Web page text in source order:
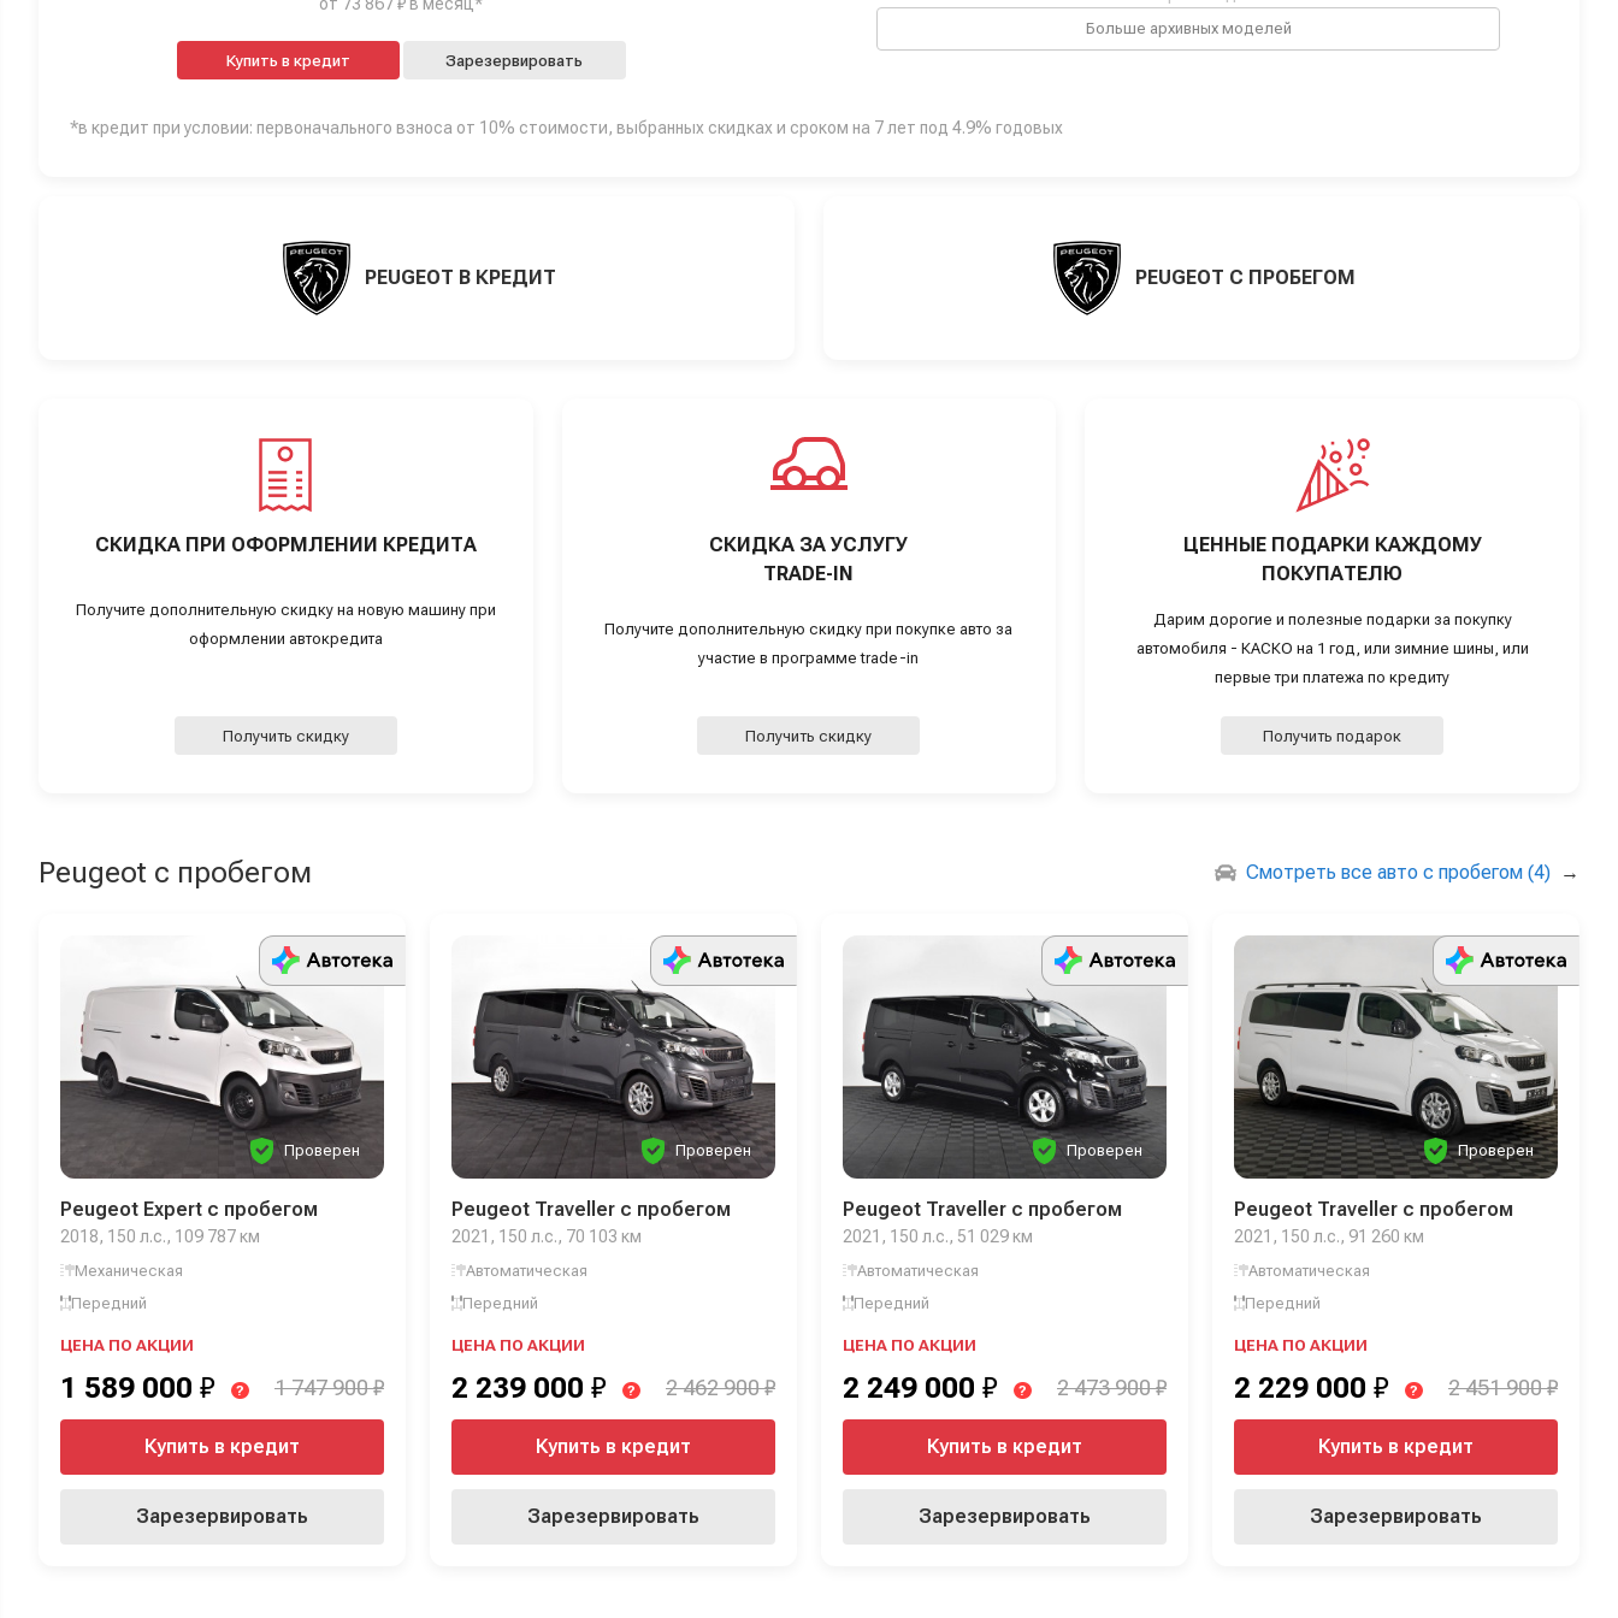
от 73 867 ₽ в месяц*
Купить в кредит Зарезервировать
Больше архивных моделей
*в кредит при условии: первоначального взноса от 10% стоимости, выбранных скидках и сроком на 7 лет под 4.9% годовых
PEUGEOT В КРЕДИТ PEUGEOT С ПРОБЕГОМ
СКИДКА ПРИ ОФОРМЛЕНИИ КРЕДИТА
Получите дополнительную скидку на новую машину при
оформлении автокредита
Получить скидку
СКИДКА ЗА УСЛУГУ
TRADE-IN
Получите дополнительную скидку при покупке авто за
участие в программе trade-in
Получить скидку
ЦЕННЫЕ ПОДАРКИ КАЖДОМУ
ПОКУПАТЕЛЮ
Дарим дорогие и полезные подарки за покупку
автомобиля - КАСКО на 1 год, или зимние шины, или
первые три платежа по кредиту
Получить подарок
Peugeot с пробегом Смотреть все авто с пробегом (4) →
Проверен
Peugeot Expert с пробегом
2018, 150 л.с., 109 787 км
Механическая
Передний
ЦЕНА ПО АКЦИИ
1 589 000 ₽ ? 1 747 900 ₽
Купить в кредит
Зарезервировать
Проверен
Peugeot Traveller с пробегом
2021, 150 л.с., 70 103 км
Автоматическая
Передний
ЦЕНА ПО АКЦИИ
2 239 000 ₽ ? 2 462 900 ₽
Купить в кредит
Зарезервировать
Проверен
Peugeot Traveller с пробегом
2021, 150 л.с., 51 029 км
Автоматическая
Передний
ЦЕНА ПО АКЦИИ
2 249 000 ₽ ? 2 473 900 ₽
Купить в кредит
Зарезервировать
Проверен
Peugeot Traveller с пробегом
2021, 150 л.с., 91 260 км
Автоматическая
Передний
ЦЕНА ПО АКЦИИ
2 229 000 ₽ ? 2 451 900 ₽
Купить в кредит
Зарезервировать